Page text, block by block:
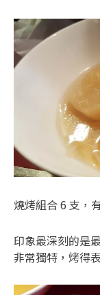
燒烤組合 6 支，
印象最深刻的是
非常獨特，烤得